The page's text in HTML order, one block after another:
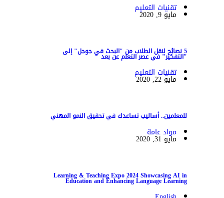
تقنيات التعليم
مايو 9, 2020
5 نصائح لنقل الطلاب من "البحث في جوجل" إلى
"التفكير" في عصر التعلم عن بعد
تقنيات التعليم
مايو 22, 2020
للمعلمين.. أساليب تساعدك في تحقيق النمو المهني
مواد عامة
مايو 31, 2020
Learning & Teaching Expo 2024 Showcasing AI in
Education and Enhancing Language Learning